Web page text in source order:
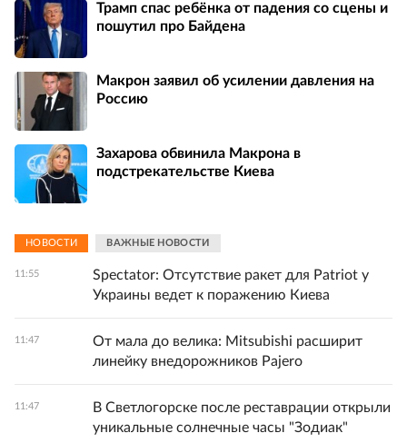
Трамп спас ребёнка от падения со сцены и
пошутил про Байдена
Макрон заявил об усилении давления на
Россию
Захарова обвинила Макрона в
подстрекательстве Киева
НОВОСТИ ВАЖНЫЕ НОВОСТИ
11:55
Spectator: Отсутствие ракет для Patriot у
Украины ведет к поражению Киева
11:47
От мала до велика: Mitsubishi расширит
линейку внедорожников Pajero
11:47
В Светлогорске после реставрации открыли
уникальные солнечные часы "Зодиак"